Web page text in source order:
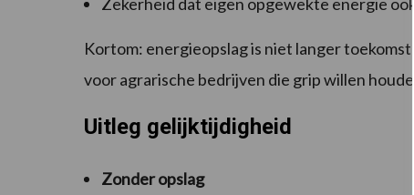
Kortom: energieopslag is niet langer
voor agrarische bedrijven die grip willen
Uitleg gelijktijdigheid
Zonder opslag